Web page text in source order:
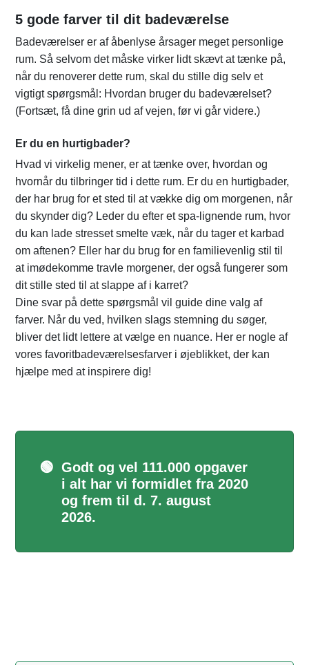
5 gode farver til dit badeværelse
Badeværelser er af åbenlyse årsager meget personlige
rum. Så selvom det måske virker lidt skævt at tænke på,
når du renoverer dette rum, skal du stille dig selv et
vigtigt spørgsmål: Hvordan bruger du badeværelset?
(Fortsæt, få dine grin ud af vejen, før vi går videre.)
Er du en hurtigbader?
Hvad vi virkelig mener, er at tænke over, hvordan og
hvornår du tilbringer tid i dette rum. Er du en hurtigbader,
der har brug for et sted til at vække dig om morgenen, når
du skynder dig? Leder du efter et spa-lignende rum, hvor
du kan lade stresset smelte væk, når du tager et karbad
om aftenen? Eller har du brug for en familievenlig stil til
at imødekomme travle morgener, der også fungerer som
dit stille sted til at slappe af i karret?
Dine svar på dette spørgsmål vil guide dine valg af
farver. Når du ved, hvilken slags stemning du søger,
bliver det lidt lettere at vælge en nuance. Her er nogle af
vores favoritbadeværelsesfarver i øjeblikket, der kan
hjælpe med at inspirere dig!
🟢 Godt og vel 111.000 opgaver
i alt har vi formidlet fra 2020
og frem til d. 7. august
2026.